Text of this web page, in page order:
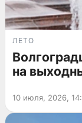
ЛЕТО
на
10 июля, 2026,